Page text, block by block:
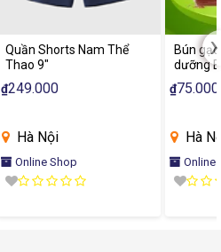
Quần Shorts Nam Thể
Thao 9"
₫249.000
Hà Nội
Online Shop
Bún
dưỡng
kiêng,
₫75.000
Hà
Online
›